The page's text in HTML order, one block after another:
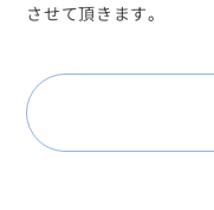
させて頂きます。